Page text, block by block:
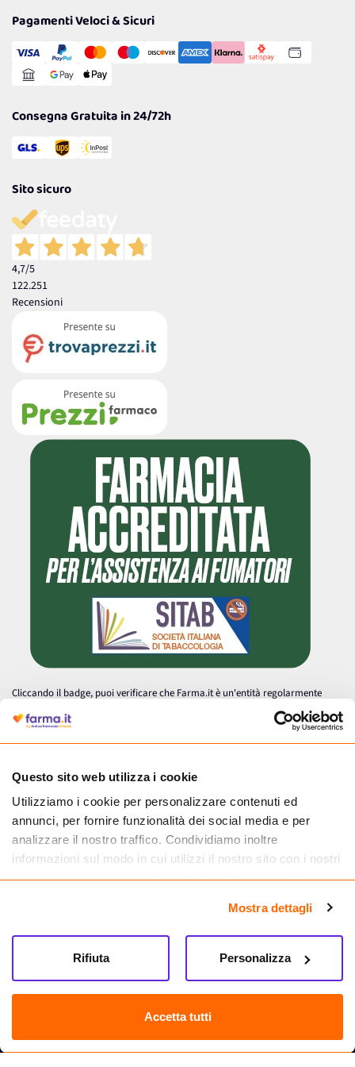
Questo sito web utilizza i cookie
Utilizziamo i cookie per personalizzare contenuti ed
annunci, per fornire funzionalità dei social media e per
analizzare il nostro traffico. Condividiamo inoltre
informazioni sul modo in cui utilizzi il nostro sito con i nostri
partner che si occupano di analisi dei dati web, pubblicità e
informazioni che hai fornito loro o che hanno raccolto dal
tuo utilizzo dei loro servizi.
Mostra dettagli
Accetta tutti
Personalizza
Rifiuta
Cookie Policy
Gestisci Cookie
Reso Facile e Veloce
Pagamenti Veloci & Sicuri
Consegna Gratuita in 24/72h
Sito sicuro
4,7/5
122.251
Recensioni
Cliccando il badge, puoi verificare che Farma.it è un'entità regolarmente
autorizzata dal Ministero della Salute a effettuare la vendita online di
medicinali.
Farma.it S.a.s. P. IVA 07417261216 REA: NA-884088
CREDITS
Sede legale Via delle Repubbliche Marinare 128, 80147 Napoli